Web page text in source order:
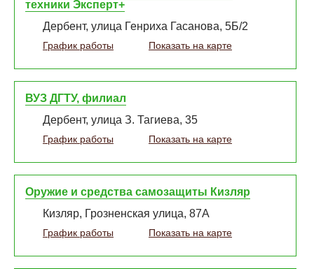
техники Эксперт+
Дербент, улица Генриха Гасанова, 5Б/2
График работы Показать на карте
ВУЗ ДГТУ, филиал
Дербент, улица З. Тагиева, 35
График работы Показать на карте
Оружие и средства самозащиты Кизляр
Кизляр, Грозненская улица, 87А
График работы Показать на карте